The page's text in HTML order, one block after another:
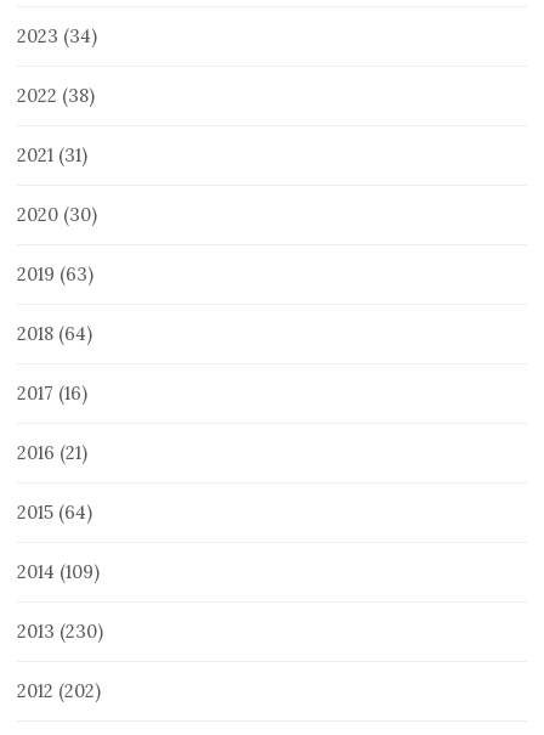
2023 (34)
2022 (38)
2021 (31)
2020 (30)
2019 (63)
2018 (64)
2017 (16)
2016 (21)
2015 (64)
2014 (109)
2013 (230)
2012 (202)